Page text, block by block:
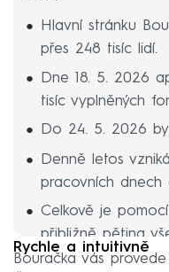
Hlavní stránku
přes 248 tisíc lidí.
Dne 18. 5. 2026
tisíc vyplněných
Do 24. 5. 2026
Denně letos
pracovních
Celkově je
přibližně pětina
kterých policie
Rychle a intuitivně
Bouračka vás